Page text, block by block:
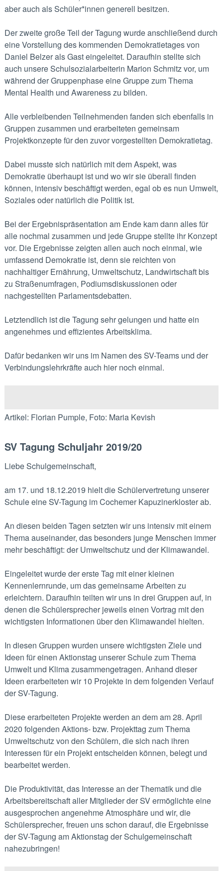
aber auch als Schüler*innen generell besitzen.
Der zweite große Teil der Tagung wurde anschließend durch
eine Vorstellung des kommenden Demokratietages von
Daniel Belzer als Gast eingeleitet. Daraufhin stellte sich
auch unsere Schulsozialarbeiterin Marion Schmitz vor, um
während der Gruppenphase eine Gruppe zum Thema
Mental Health und Awareness zu bilden.
Alle verbleibenden Teilnehmenden fanden sich ebenfalls in
Gruppen zusammen und erarbeiteten gemeinsam
Projektkonzepte für den zuvor vorgestellten Demokratietag.
Dabei musste sich natürlich mit dem Aspekt, was
Demokratie überhaupt ist und wo wir sie überall finden
können, intensiv beschäftigt werden, egal ob es nun Umwelt,
Soziales oder natürlich die Politik ist.
Bei der Ergebnispräsentation am Ende kam dann alles für
alle nochmal zusammen und jede Gruppe stellte ihr Konzept
vor. Die Ergebnisse zeigten allen auch noch einmal, wie
umfassend Demokratie ist, denn sie reichten von
nachhaltiger Ernährung, Umweltschutz, Landwirtschaft bis
zu Straßenumfragen, Podiumsdiskussionen oder
nachgestellten Parlamentsdebatten.
Letztendlich ist die Tagung sehr gelungen und hatte ein
angenehmes und effizientes Arbeitsklima.
Dafür bedanken wir uns im Namen des SV-Teams und der
Verbindungslehrkräfte auch hier noch einmal.
Artikel: Florian Pumple, Foto: Maria Kevish
SV Tagung Schuljahr 2019/20
Liebe Schulgemeinschaft,
am 17. und 18.12.2019 hielt die Schülervertretung unserer
Schule eine SV-Tagung im Cochemer Kapuzinerkloster ab.
An diesen beiden Tagen setzten wir uns intensiv mit einem
Thema auseinander, das besonders junge Menschen immer
mehr beschäftigt: der Umweltschutz und der Klimawandel.
Eingeleitet wurde der erste Tag mit einer kleinen
Kennenlernrunde, um das gemeinsame Arbeiten zu
erleichtern. Daraufhin teilten wir uns in drei Gruppen auf, in
denen die Schülersprecher jeweils einen Vortrag mit den
wichtigsten Informationen über den Klimawandel hielten.
In diesen Gruppen wurden unsere wichtigsten Ziele und
Ideen für einen Aktionstag unserer Schule zum Thema
Umwelt und Klima zusammengetragen. Anhand dieser
Ideen erarbeiteten wir 10 Projekte in dem folgenden Verlauf
der SV-Tagung.
Diese erarbeiteten Projekte werden an dem am 28. April
2020 folgenden Aktions- bzw. Projekttag zum Thema
Umweltschutz von den Schülern, die sich nach ihren
Interessen für ein Projekt entscheiden können, belegt und
bearbeitet werden.
Die Produktivität, das Interesse an der Thematik und die
Arbeitsbereitschaft aller Mitglieder der SV ermöglichte eine
ausgesprochen angenehme Atmosphäre und wir, die
Schülersprecher, freuen uns schon darauf, die Ergebnisse
der SV-Tagung am Aktionstag der Schulgemeinschaft
nahezubringen!